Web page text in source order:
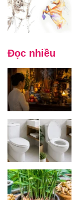
Đọc nhiều